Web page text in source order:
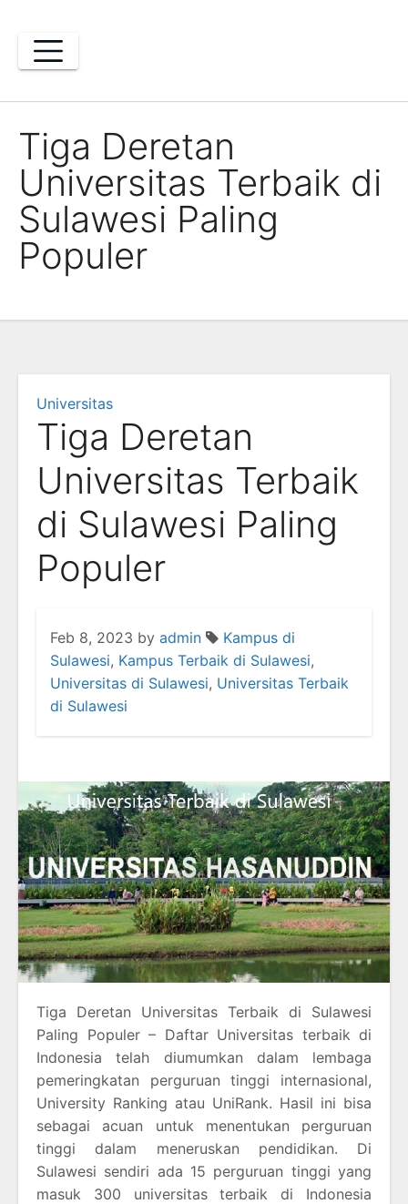
content
Tiga Deretan
Universitas Terbaik di
Sulawesi Paling
Populer
Universitas
Tiga Deretan
Universitas Terbaik
di Sulawesi Paling
Populer
Feb 8, 2023 by admin
Kampus di
Sulawesi, Kampus Terbaik di Sulawesi,
Universitas di Sulawesi, Universitas Terbaik
di Sulawesi
Tiga Deretan Universitas Terbaik di Sulawesi
Paling Populer – Daftar Universitas terbaik di
Indonesia telah diumumkan dalam lembaga
pemeringkatan perguruan tinggi internasional,
University Ranking atau UniRank. Hasil ini bisa
sebagai acuan untuk menentukan perguruan
tinggi dalam meneruskan pendidikan. Di
Sulawesi sendiri ada 15 perguruan tinggi yang
masuk 300 universitas terbaik di Indonesia